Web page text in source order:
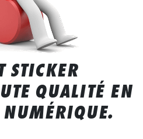
STICKER
QUALITÉ EN